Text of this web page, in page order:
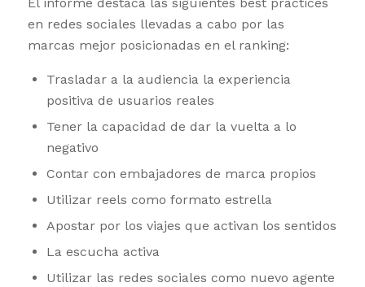
en redes sociales llevadas a cabo por las
marcas mejor posicionadas en el ranking:
Trasladar a la audiencia la experiencia
positiva de usuarios reales
Tener la capacidad de dar la vuelta a lo
negativo
Contar con embajadores de marca propios
Utilizar reels como formato estrella
Apostar por los viajes que activan los sentidos
La escucha activa
Utilizar las redes sociales como nuevo agente